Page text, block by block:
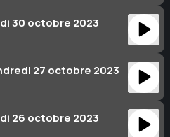
30 octobre 2023
27 octobre 2023
26 octobre 2023